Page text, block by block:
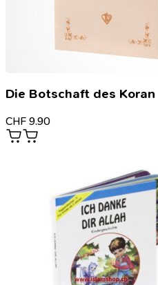
Die Botschaft des Koran
CHF 9.90